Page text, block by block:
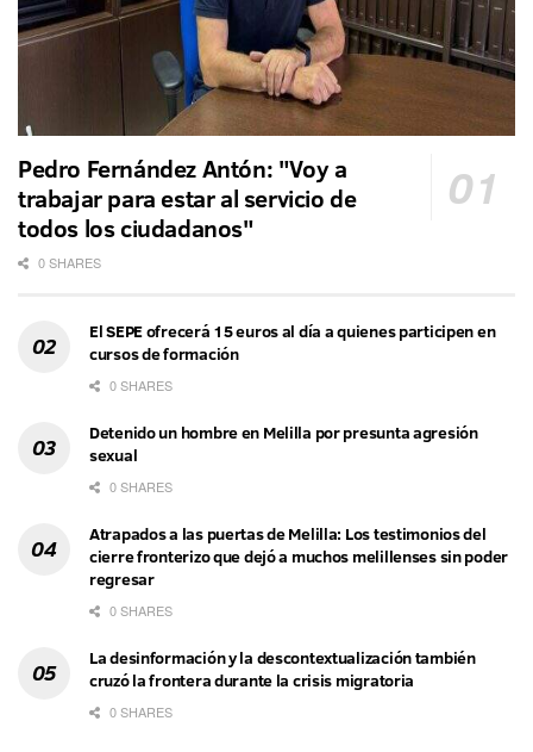
Pedro Fernández Antón: "Voy a
trabajar para estar al servicio de
todos los ciudadanos"
0 SHARES
El SEPE ofrecerá 15 euros al día a quienes participen en
cursos de formación
0 SHARES
Detenido un hombre en Melilla por presunta agresión
sexual
0 SHARES
Atrapados a las puertas de Melilla: Los testimonios del
cierre fronterizo que dejó a muchos melillenses sin poder
regresar
0 SHARES
La desinformación y la descontextualización también
cruzó la frontera durante la crisis migratoria
0 SHARES